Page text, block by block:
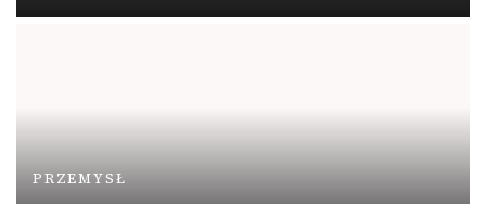
PRZEMYSŁ